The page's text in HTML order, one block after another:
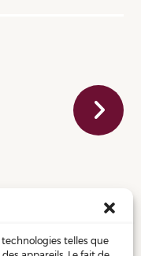
telles que